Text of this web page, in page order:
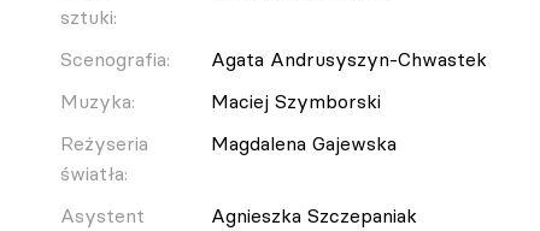
sztuki:
Scenografia:
Agata Andrusyszyn-Chwastek
Muzyka:
Maciej Szymborski
Reżyseria
światła:
Magdalena Gajewska
Asystent
Agnieszka Szczepaniak